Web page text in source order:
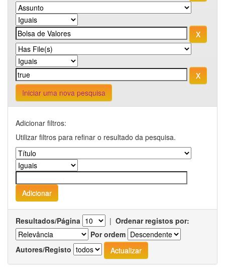
Iniciar uma nova pesquisa
Adicionar filtros:
Utilizar filtros para refinar o resultado da pesquisa.
Resultados/Página | Ordenar registos por:
Por ordem
Autores/Registo